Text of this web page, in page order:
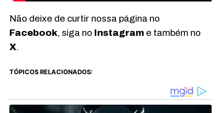
Não deixe de curtir nossa página no
Facebook, siga no Instagrame também no
X.
TÓPICOS RELACIONADOS: